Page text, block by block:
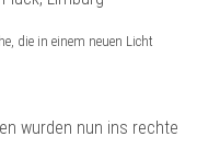
die in einem neuen Licht